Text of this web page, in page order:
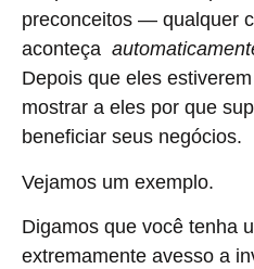
preconceitos — qualquer
aconteça
Depois que eles
mostrar a eles por que
beneficiar seus negócios.
Vejamos um exemplo.
Digamos que você tenha
extremamente avesso a